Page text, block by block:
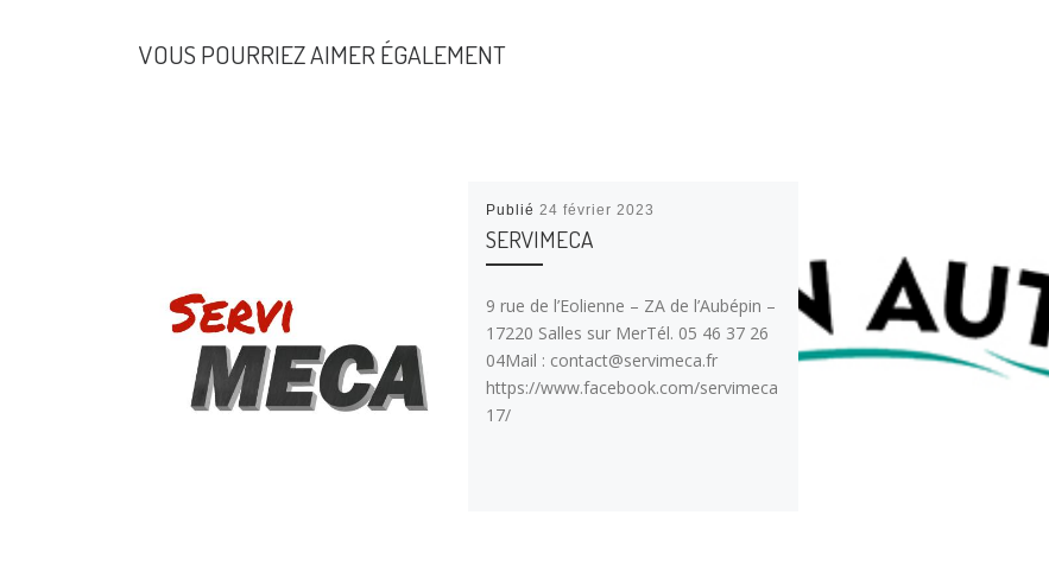
VOUS POURRIEZ AIMER ÉGALEMENT
Publié 24 février 2023
SERVIMECA
9 rue de l’Eolienne – ZA de l’Aubépin –
17220 Salles sur MerTél. 05 46 37 26
04Mail : contact@servimeca.fr
https://www.facebook.com/servimeca
17/